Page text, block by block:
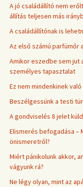
A jó családállító nem
állítás teljesen más
A családállítónak is
Az első számú parfümőr
Amikor eszedbe sem jut
személyes tapasztalat
Ez nem mindenkinek
Beszélgessünk a testi
A gondviselés 8 jelet
Elismerés befogadása –
önismeretről?
Miért pánikolunk akkor,
vágyunk rá?
Ne légy olyan, mint az